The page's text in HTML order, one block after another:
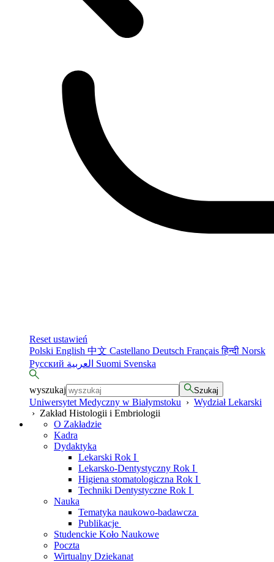
Reset ustawień
Polski English 中文 Castellano Deutsch Françaisहिन्दी Norsk
Русский
Suomi Svenska
wyszukaj Szukaj
Uniwersytet Medyczny w Białymstoku › Wydział Lekarski
› Zakład Histologii i Embriologii
O Zakładzie
Kadra
Dydaktyka
Lekarski Rok I
Lekarsko-Dentystyczny Rok I
Higiena stomatologiczna Rok I
Techniki Dentystyczne Rok I
Nauka
Tematyka naukowo-badawcza
Publikacje
Studenckie Koło Naukowe
Poczta
Wirtualny Dziekanat